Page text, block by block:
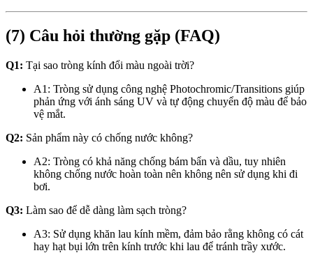
(7) Câu hỏi thường gặp (FAQ)
Q1: Tại sao tròng kính đổi màu ngoài trời?
A1: Tròng sử dụng công nghệ Photochromic/Transitions giúp
phản ứng với ánh sáng UV và tự động chuyển độ màu để bảo
vệ mắt.
Q2: Sản phẩm này có chống nước không?
A2: Tròng có khả năng chống bám bẩn và dầu, tuy nhiên
không chống nước hoàn toàn nên không nên sử dụng khi đi
bơi.
Q3: Làm sao để dễ dàng làm sạch tròng?
A3: Sử dụng khăn lau kính mềm, đảm bảo rằng không có cát
hay hạt bụi lớn trên kính trước khi lau để tránh trầy xước.